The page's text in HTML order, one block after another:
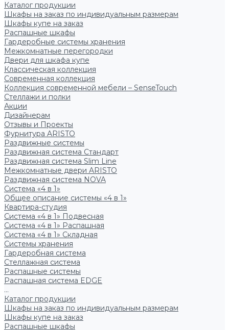
Каталог продукции
Шкафы на заказ по индивидуальным размерам
Шкафы купе на заказ
Распашные шкафы
Гардеробные системы хранения
Межкомнатные перегородки
Двери для шкафа купе
Классическая коллекция
Современная коллекция
Коллекция современной мебели – SenseTouch
Стеллажи и полки
Акции
Дизайнерам
Отзывы и Проекты
Фурнитура ARISTO
Раздвижные системы
Раздвижная система Стандарт
Раздвижная система Slim Line
Межкомнатные двери ARISTO
Раздвижная система NOVA
Система «4 в 1»
Общее описание системы «4 в 1»
Квартира-студия
Система «4 в 1» Подвесная
Система «4 в 1» Распашная
Система «4 в 1» Складная
Системы хранения
Гардеробная система
Стеллажная система
Распашные системы
Распашная система EDGE
...
Каталог продукции
Шкафы на заказ по индивидуальным размерам
Шкафы купе на заказ
Распашные шкафы